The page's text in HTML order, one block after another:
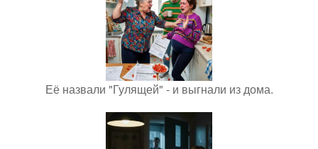
Её назвали "Гулящей" - и выгнали из дома.